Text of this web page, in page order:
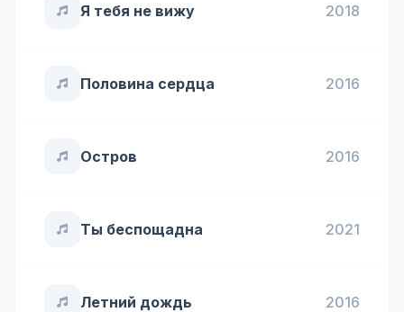
Я тебя не вижу 2018
Половина сердца 2016
Остров 2016
Ты беспощадна 2021
Летний дождь 2016